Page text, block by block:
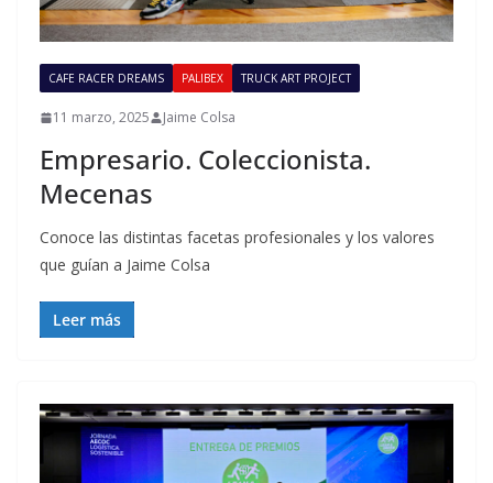
CAFE RACER DREAMS PALIBEX TRUCK ART PROJECT
11 marzo, 2025 Jaime Colsa
Empresario. Coleccionista.
Mecenas
Conoce las distintas facetas profesionales y los valores
que guían a Jaime Colsa
Leer más